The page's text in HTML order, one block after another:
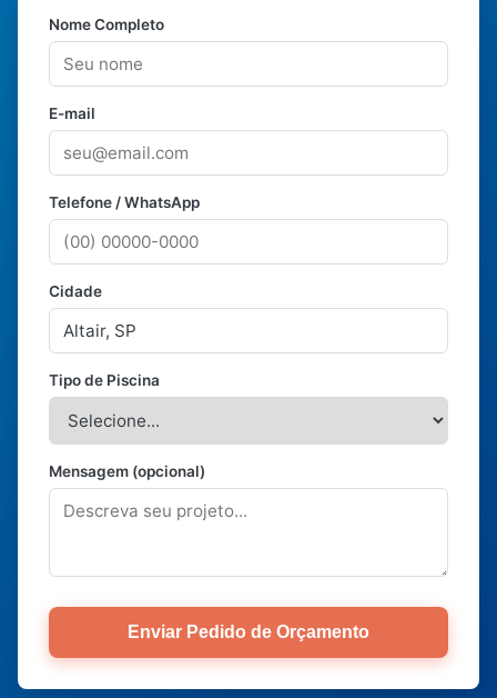
Nome Completo
E-mail
Telefone / WhatsApp
Cidade
Tipo de Piscina
Mensagem (opcional)
Enviar Pedido de Orçamento